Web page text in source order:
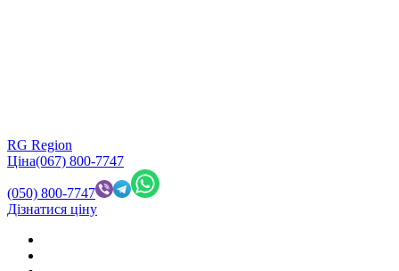
RG Region
Ціна(067) 800-7747
(050) 800-7747
Дізнатися ціну